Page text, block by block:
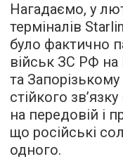
Нагадаємо, у
терміналів
було фактично
військ ЗС РФ на
та
стійкого
на передовій і
що російські
одного.